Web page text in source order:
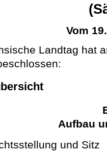
Vom
Landtag hat
Aufbau
und Sitz